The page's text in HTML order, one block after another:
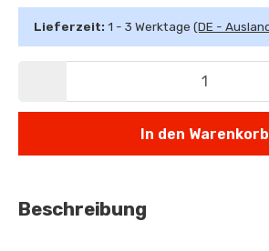
Lieferzeit: 1 - 3 Werktage (DE -
In den Warenkorb
Beschreibung